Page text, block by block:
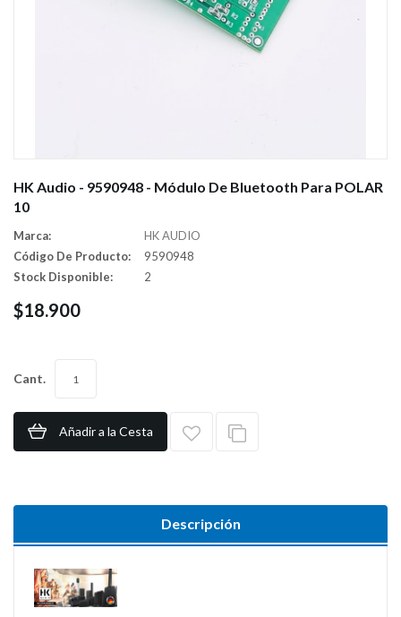
HK Audio - 9590948 - Módulo De Bluetooth Para POLAR
10
Marca:
HK AUDIO
Código De Producto:
9590948
Stock Disponible:
2
$18.900
Cant.
Añadir a la Cesta
Descripción